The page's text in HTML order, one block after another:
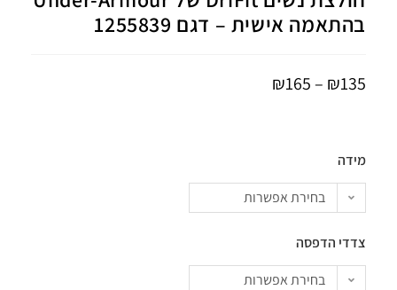
בהתאמה אישית – דגם 1255839
₪135
–
₪165
מידה
בחירת אפשרות
צדדי הדפסה
בחירת אפשרות